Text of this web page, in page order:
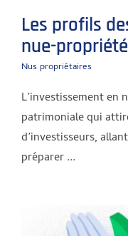
Les profils
nue-propriété
Nus propriétaires
L’investissement
patrimoniale qui
d’investisseurs,
préparer ...